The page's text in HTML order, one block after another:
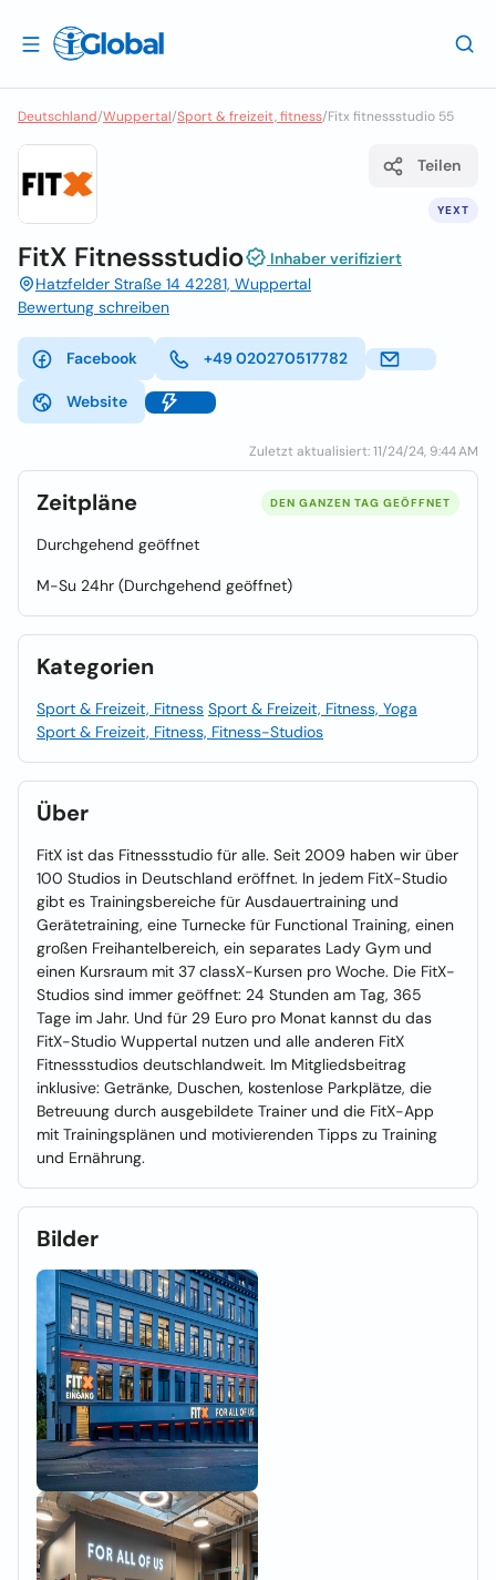
Deutschland/Wuppertal/Sport & freizeit, fitness/Fitx fitnessstudio 55
YEXT
Teilen
FitX Fitnessstudio
Inhaber verifiziert
Hatzfelder Straße 14 42281, Wuppertal
Bewertung schreiben
Facebook +49 020270517782
Website
Zuletzt aktualisiert: 11/24/24, 9:44 AM
Zeitpläne DEN GANZEN TAG GEÖFFNET
Durchgehend geöffnet
M-Su 24hr (Durchgehend geöffnet)
Kategorien
Sport & Freizeit, Fitness Sport & Freizeit, Fitness, Yoga
Sport & Freizeit, Fitness, Fitness-Studios
Über
FitX ist das Fitnessstudio für alle. Seit 2009 haben wir über
100 Studios in Deutschland eröffnet. In jedem FitX-Studio
gibt es Trainingsbereiche für Ausdauertraining und
Gerätetraining, eine Turnecke für Functional Training, einen
großen Freihantelbereich, ein separates Lady Gym und
einen Kursraum mit 37 classX-Kursen pro Woche. Die FitX-
Studios sind immer geöffnet: 24 Stunden am Tag, 365
Tage im Jahr. Und für 29 Euro pro Monat kannst du das
FitX-Studio Wuppertal nutzen und alle anderen FitX
Fitnessstudios deutschlandweit. Im Mitgliedsbeitrag
inklusive: Getränke, Duschen, kostenlose Parkplätze, die
Betreuung durch ausgebildete Trainer und die FitX-App
mit Trainingsplänen und motivierenden Tipps zu Training
und Ernährung.
Bilder